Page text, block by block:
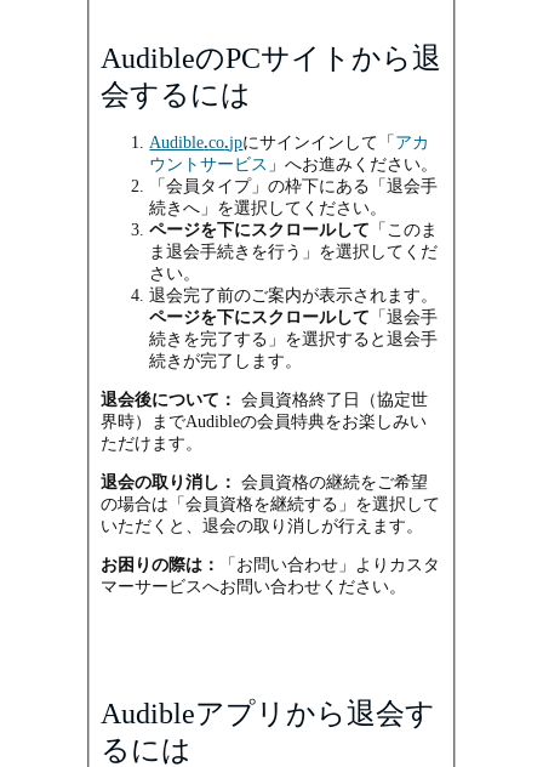
AudibleのPCサイトから退
会するには
Audible.co.jpにサインインして「 アカ
ウントサービス 」へお進みください。
「会員タイプ」の枠下にある「退会手
続きへ」を選択してください。
ページを下にスクロールして 「このま
ま退会手続きを行う」を選択してくだ
さい。
退会完了前のご案内が表示されます。
ページを下にスクロールして 「退会手
続きを完了する」を選択すると退会手
続きが完了します。
退会後について： 会員資格終了日（協定世
界時）までAudibleの会員特典をお楽しみい
ただけます。
退会の取り消し： 会員資格の継続をご希望
の場合は「会員資格を継続する」を選択して
いただくと、退会の取り消しが行えます。
お困りの際は：
「お問い合わせ」よりカスタ
マーサービスへお問い合わせください。
Audibleアプリから退会す
るには